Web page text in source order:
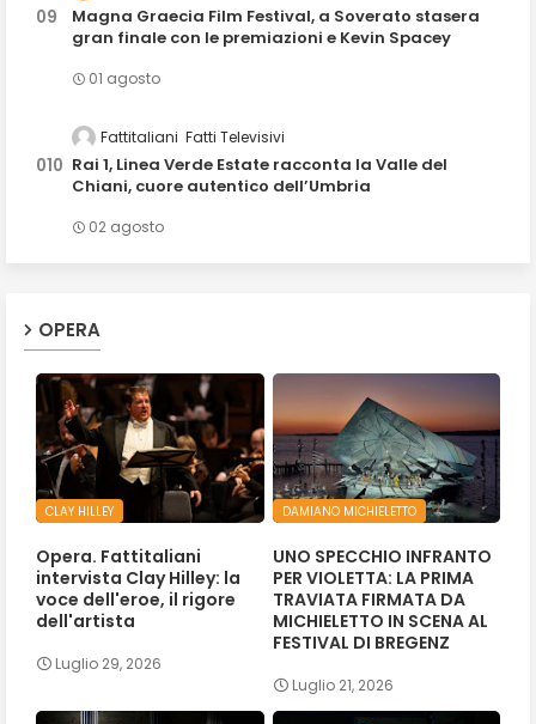
Magna Graecia Film Festival, a Soverato stasera
gran finale con le premiazioni e Kevin Spacey
01 agosto
Fattitaliani Fatti Televisivi
Rai 1, Linea Verde Estate racconta la Valle del
Chiani, cuore autentico dell’Umbria
02 agosto
OPERA
CLAY HILLEY
Opera. Fattitaliani
intervista Clay Hilley: la
voce dell'eroe, il rigore
dell'artista
Luglio 29, 2026
DAMIANO MICHIELETTO
UNO SPECCHIO INFRANTO
PER VIOLETTA: LA PRIMA
TRAVIATA FIRMATA DA
MICHIELETTO IN SCENA AL
FESTIVAL DI BREGENZ
Luglio 21, 2026